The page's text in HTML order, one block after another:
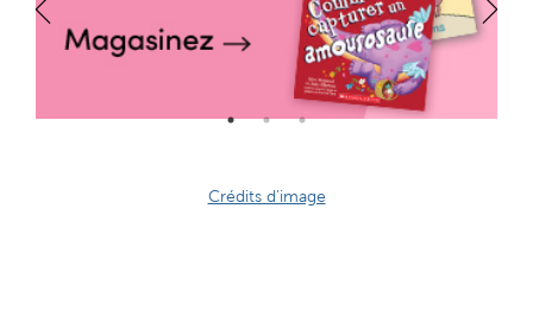
Crédits d’image